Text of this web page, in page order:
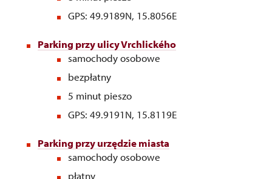
GPS: 49.9189N, 15.8056E
Parking przy ulicy Vrchlického
samochody osobowe
bezpłatny
5 minut pieszo
GPS: 49.9191N, 15.8119E
Parking przy urzędzie miasta
samochody osobowe
płatny